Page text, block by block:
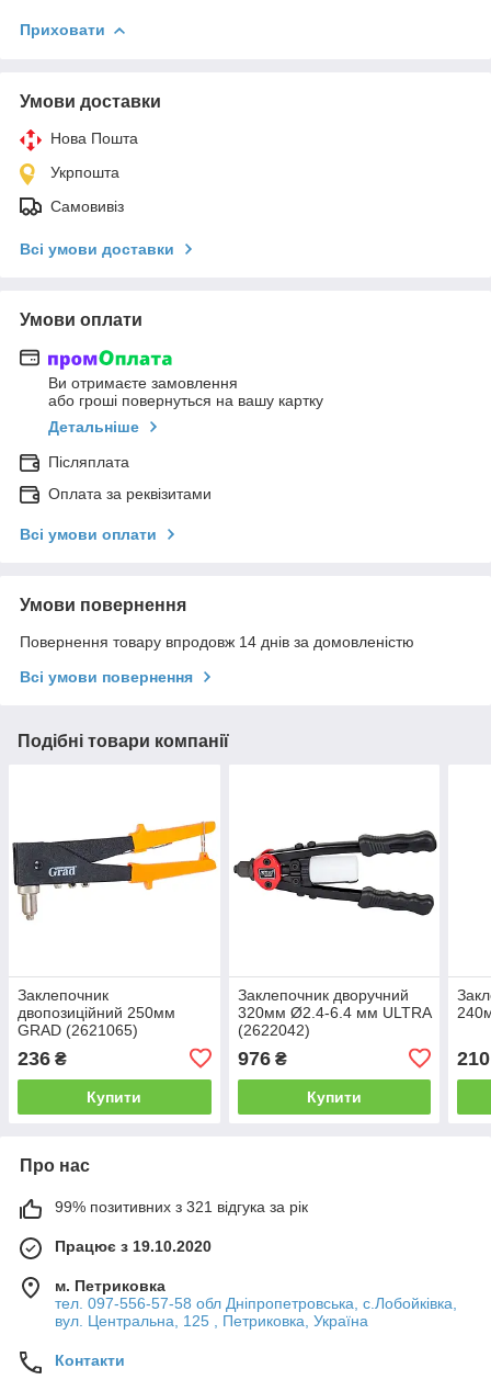
Приховати
Умови доставки
Нова Пошта
Укрпошта
Самовивіз
Всі умови доставки
Умови оплати
Ви отримаєте замовлення
або гроші повернуться на вашу картку
Детальніше
Післяплата
Оплата за реквізитами
Всі умови оплати
Умови повернення
Повернення товару впродовж 14 днів за домовленістю
Всі умови повернення
Подібні товари компанії
Заклепочник
двопозиційний 250мм
GRAD (2621065)
236 ₴
Купити
Заклепочник дворучний
320мм Ø2.4-6.4 мм ULTRA
(2622042)
976₴
Купити
210
Про нас
99% позитивних з 321 відгука за рік
Працює з 19.10.2020
м. Петриковка
тел. 097-556-57-58 обл Дніпропетровська, с.Лобойківка,
вул. Центральна, 125 , Петриковка, Україна
Контакти